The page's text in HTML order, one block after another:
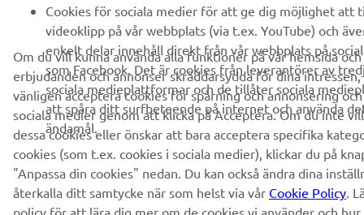
Cookies för sociala medier för att ge dig möjlighet att
videoklipp på vår webbplats (via t.ex. YouTube) och
enkelt delar innehåll direkt från vår webbplats på
som Facebook. Det är cookies från leverantörer av
sociala medieplattformar och de tillåter sociala
att spåra ditt surfbeteende på internet och använda
ändamål.
Om du vill kunna använda alla funktioner på vår hemsida och
erbjudanden och annonser skräddarsydda för dina intressen,
vänligen acceptera cookies för spårning och annonsering
sociala medier genom att klicka på Acceptera. Om du inte
dessa cookies eller önskar att bara acceptera specifika
cookies (som t.ex. cookies i sociala medier), klickar du på
"Anpassa din cookies" nedan. Du kan också ändra dina
återkalla ditt samtycke när som helst via vår Cookie Policy.
policy för att lära dig mer om de cookies vi använder och